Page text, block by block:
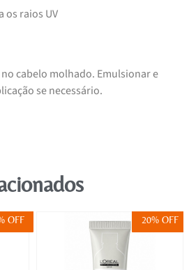
os raios UV
cabelo molhado. Emulsionar e
se necessário.
OFF 20% OFF